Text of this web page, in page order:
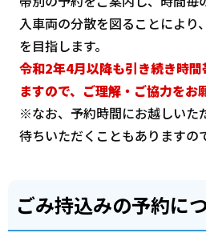
入車両の分散を図ることにより
を目指します。
令和2年4月以降も引き続き時間
ますので、ご理解・ご協力をお
※なお、予約時間にお越しいた
待ちいただくこともありますの
ごみ持込みの予約に